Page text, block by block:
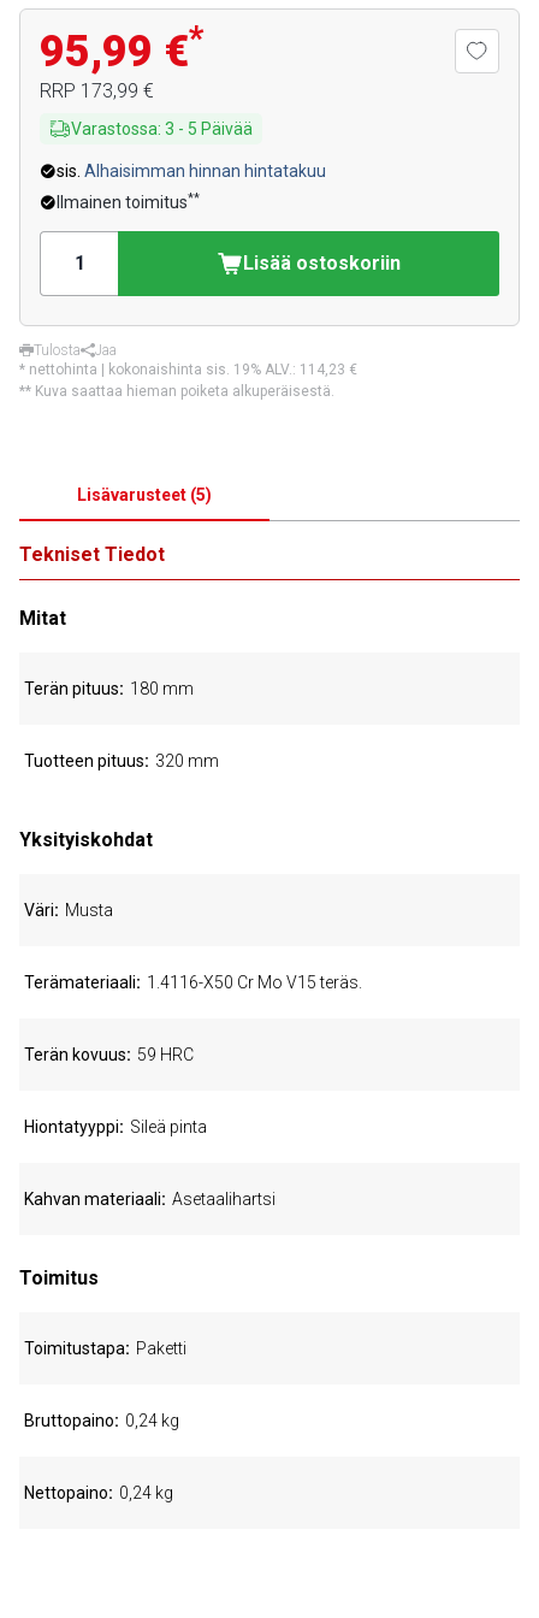
95,99 €*
RRP 173,99 €
Varastossa: 3 - 5 Päivää
sis. Alhaisimman hinnan hintatakuu
Ilmainen toimitus**
Lisää ostoskoriin
Tulosta
Jaa
* nettohinta | kokonaishinta sis. 19% ALV.: 114,23 €
** Kuva saattaa hieman poiketa alkuperäisestä.
Lisävarusteet (5)
Tekniset Tiedot
Mitat
Terän pituus 180 mm
Tuotteen pituus 320 mm
Yksityiskohdat
Väri Musta
Terämateriaali 1.4116-X50 Cr Mo V15 teräs.
Terän kovuus 59 HRC
Hiontatyyppi Sileä pinta
Kahvan materiaali Asetaalihartsi
Toimitus
Toimitustapa Paketti
Bruttopaino 0,24 kg
Nettopaino 0,24 kg